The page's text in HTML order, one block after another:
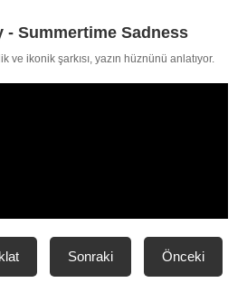
- Summertime Sadness
ve ikonik şarkısı, yazın hüznünü anlatıyor.
Sonraki Önceki